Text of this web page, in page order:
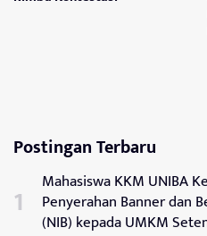
Postingan Terbaru
Mahasiswa KKM UNIBA
Penyerahan Banner dan
(NIB) kepada UMKM